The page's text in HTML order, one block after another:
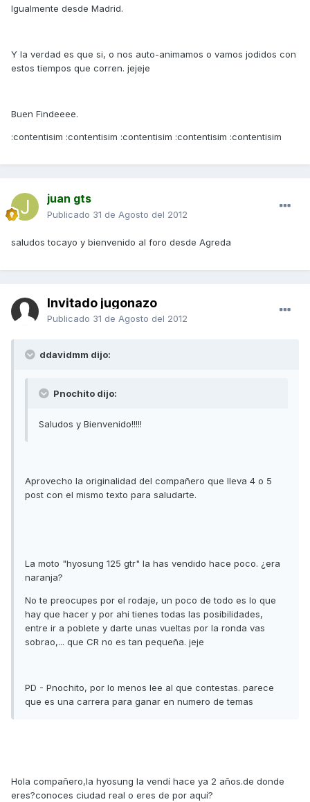
Igualmente desde Madrid.
Y la verdad es que si, o nos auto-animamos o vamos jodidos con
estos tiempos que corren. jejeje
Buen Findeeee.
:contentisim :contentisim :contentisim :contentisim :contentisim
juan gts
Publicado 31 de Agosto del 2012
saludos tocayo y bienvenido al foro desde Agreda
Invitado jugonazo
Publicado 31 de Agosto del 2012
ddavidmm dijo:
Pnochito dijo:
Saludos y Bienvenido!!!!!
Aprovecho la originalidad del compañero que lleva 4 o 5
post con el mismo texto para saludarte.
La moto "hyosung 125 gtr" la has vendido hace poco. ¿era
naranja?
No te preocupes por el rodaje, un poco de todo es lo que
hay que hacer y por ahi tienes todas las posibilidades,
entre ir a poblete y darte unas vueltas por la ronda vas
sobrao,... que CR no es tan pequeña. jeje
PD - Pnochito, por lo menos lee al que contestas. parece
que es una carrera para ganar en numero de temas
Hola compañero,la hyosung la vendí hace ya 2 años.de donde
eres?conoces ciudad real o eres de por aquí?